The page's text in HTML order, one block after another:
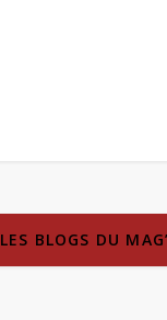
LES BLOGS DU MAG’